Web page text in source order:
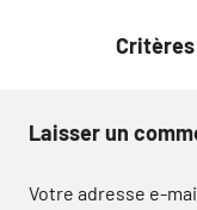
Laisser un
Votre adresse e-